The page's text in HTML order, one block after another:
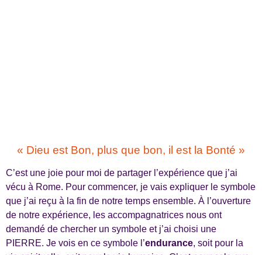
« Dieu est Bon, plus que bon, il est la Bonté »
C’est une joie pour moi de partager l’expérience que j’ai
vécu à Rome. Pour commencer, je vais expliquer le symbole
que j’ai reçu à la fin de notre temps ensemble. À l’ouverture
de notre expérience, les accompagnatrices nous ont
demandé de chercher un symbole et j’ai choisi une
PIERRE. Je vois en ce symbole l’endurance, soit pour la